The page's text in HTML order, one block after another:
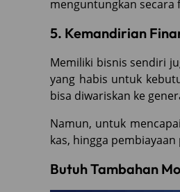
menguntungkan secara
5. Kemandirian
Memiliki bisnis sendiri
yang habis untuk
bisa diwariskan ke
Namun, untuk
kas, hingga
Butuh Tambahan